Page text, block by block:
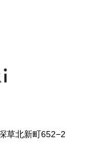
草北新町652−2